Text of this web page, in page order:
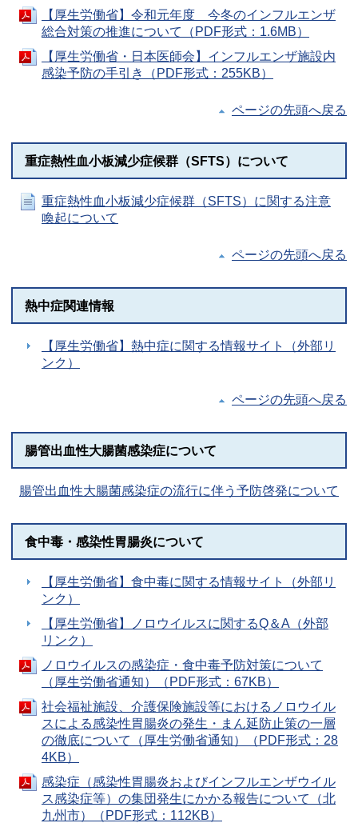
【厚生労働省】令和元年度 今冬のインフルエンザ
総合対策の推進について（PDF形式：1.6MB）
【厚生労働省・日本医師会】インフルエンザ施設内
感染予防の手引き（PDF形式：255KB）
ページの先頭へ戻る
重症熱性血小板減少症候群（SFTS）について
重症熱性血小板減少症候群（SFTS）に関する注意
喚起について
ページの先頭へ戻る
熱中症関連情報
【厚生労働省】熱中症に関する情報サイト（外部リ
ンク）
ページの先頭へ戻る
腸管出血性大腸菌感染症について
腸管出血性大腸菌感染症の流行に伴う予防啓発について
食中毒・感染性胃腸炎について
【厚生労働省】食中毒に関する情報サイト（外部リ
ンク）
【厚生労働省】ノロウイルスに関するQ＆A（外部
リンク）
ノロウイルスの感染症・食中毒予防対策について
（厚生労働省通知）（PDF形式：67KB）
社会福祉施設、介護保険施設等におけるノロウイル
スによる感染性胃腸炎の発生・まん延防止策の一層
の徹底について（厚生労働省通知）（PDF形式：28
4KB）
感染症（感染性胃腸炎およびインフルエンザウイル
ス感染症等）の集団発生にかかる報告について（北
九州市）（PDF形式：112KB）